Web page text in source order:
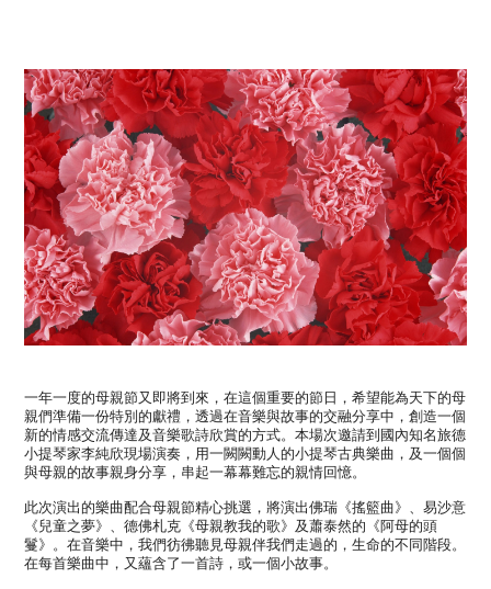
一年一度的母親節又即將到來，在這個重要的節日，希望能為天下的母
親們準備一份特別的獻禮 ，透過在音樂與故事的交融分享中 ，創造一個
新的情感交流傳達及音樂歌詩欣賞的方式。本場次邀請到國內知名旅德
小提琴家李純欣現場演奏， 用一闕闕動人 的小提琴古典樂曲，及一個個
與母親的故事親身分享， 串起一幕幕難忘的親情回憶。
此次演出 的樂曲配合母親節精心挑選，將演出佛瑞《搖籃曲》、易沙意
《兒童之夢》、德佛札克《母親教我的歌》及蕭泰然的《阿母的頭
鬘》。在音樂中，我們彷彿聽見母親伴我們走過的，生命的不同階段。
在每首樂曲中，又蘊含了一首詩，或一個小故事。